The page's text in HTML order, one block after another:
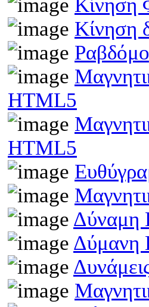
Κίνηση
Κίνηση
HTML5
HTML5
Δύναμη
Δύμανη